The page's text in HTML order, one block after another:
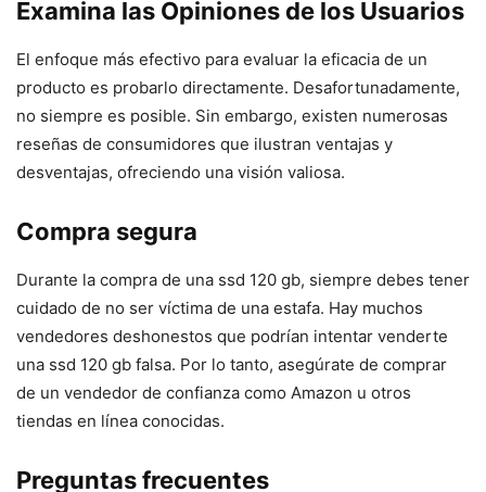
Examina las Opiniones de los Usuarios
El enfoque más efectivo para evaluar la eficacia de un
producto es probarlo directamente. Desafortunadamente,
no siempre es posible. Sin embargo, existen numerosas
reseñas de consumidores que ilustran ventajas y
desventajas, ofreciendo una visión valiosa.
Compra segura
Durante la compra de una ssd 120 gb, siempre debes tener
cuidado de no ser víctima de una estafa. Hay muchos
vendedores deshonestos que podrían intentar venderte
una ssd 120 gb falsa. Por lo tanto, asegúrate de comprar
de un vendedor de confianza como Amazon u otros
tiendas en línea conocidas.
Preguntas frecuentes